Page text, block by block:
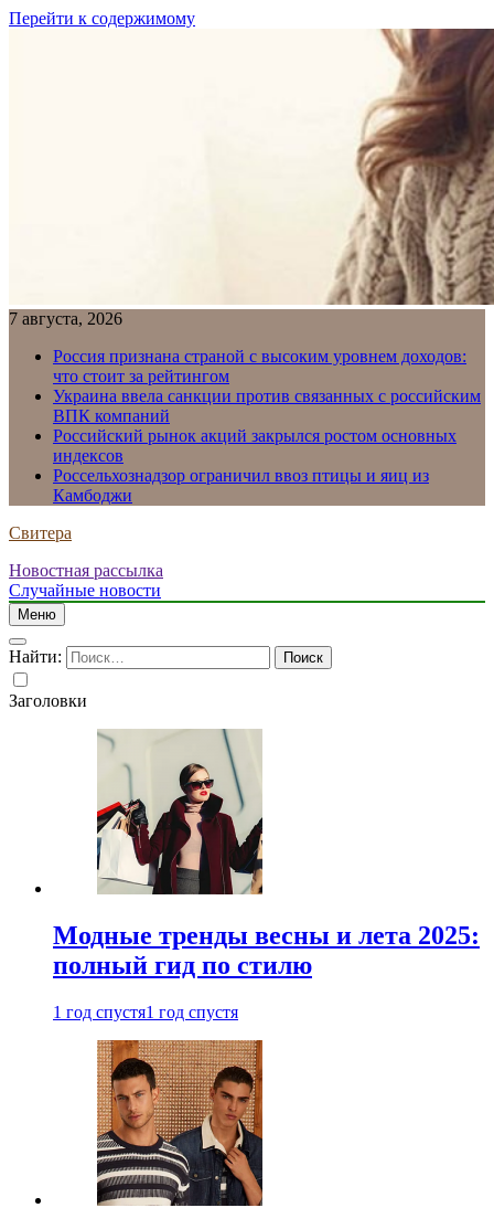
Перейти к содержимому
7 августа, 2026
Россия признана страной с высоким уровнем доходов:
что стоит за рейтингом
Украина ввела санкции против связанных с российским
ВПК компаний
Российский рынок акций закрылся ростом основных
индексов
Россельхознадзор ограничил ввоз птицы и яиц из
Камбоджи
Свитера
Новостная рассылка
Случайные новости
Меню
Найти:
Заголовки
Модные тренды весны и лета 2025:
полный гид по стилю
1 год спустя1 год спустя